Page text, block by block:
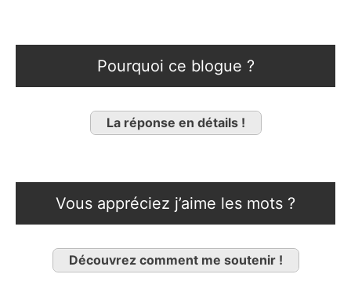
Pourquoi ce blogue ?
La réponse en détails !
Vous appréciez j’aime les mots ?
Découvrez comment me soutenir !